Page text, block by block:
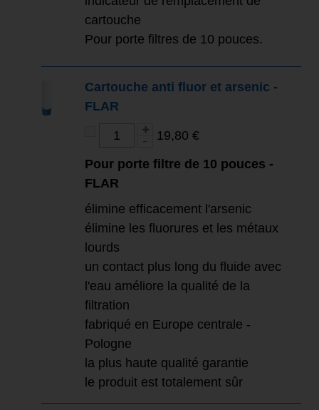
cartouche
Pour porte filtres de 10 pouces.
Cartouche anti fluor et arsenic -
FLAR
19,80 €
Pour porte filtre de 10 pouces -
FLAR
élimine efficacement l'arsenic
élimine les fluorures et les métaux
lourds
un contact plus long du fluide avec
l'eau améliore la qualité de la
filtration
fabriqué en Europe centrale -
Pologne
la plus haute qualité garantie
le produit est totalement sûr